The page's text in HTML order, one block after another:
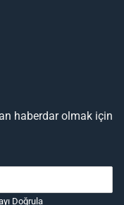
haberdar olmak için
Doğrula